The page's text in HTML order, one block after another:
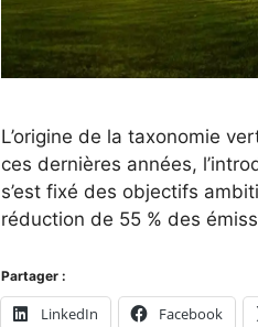
L’origine de la taxonomie
ces dernières années,
s’est fixé des objectifs
réduction de 55 % des
Partager :
LinkedIn Facebook